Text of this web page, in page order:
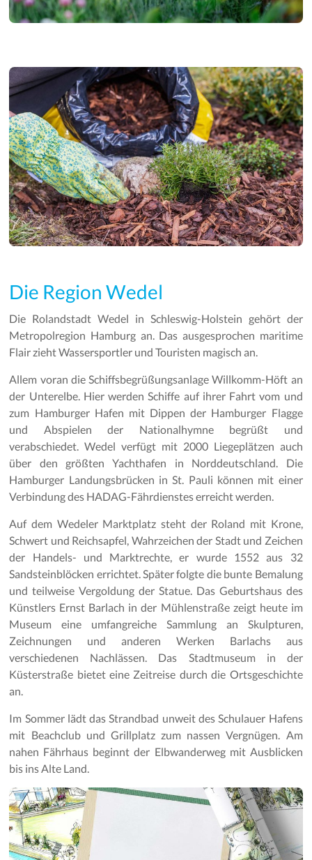
Die Region Wedel
Die Rolandstadt Wedel in Schleswig-Holstein gehört der
Metropolregion Hamburg an. Das ausgesprochen maritime
Flair zieht Wassersportler und Touristen magisch an.
Allem voran die Schiffsbegrüßungsanlage Willkomm-Höft an
der Unterelbe. Hier werden Schiffe auf ihrer Fahrt vom und
zum Hamburger Hafen mit Dippen der Hamburger Flagge
und Abspielen der Nationalhymne begrüßt und
verabschiedet. Wedel verfügt mit 2000 Liegeplätzen auch
über den größten Yachthafen in Norddeutschland. Die
Hamburger Landungsbrücken in St. Pauli können mit einer
Verbindung des HADAG-Fährdienstes erreicht werden.
Auf dem Wedeler Marktplatz steht der Roland mit Krone,
Schwert und Reichsapfel, Wahrzeichen der Stadt und Zeichen
der Handels- und Marktrechte, er wurde 1552 aus 32
Sandsteinblöcken errichtet. Später folgte die bunte Bemalung
und teilweise Vergoldung der Statue. Das Geburtshaus des
Künstlers Ernst Barlach in der Mühlenstraße zeigt heute im
Museum eine umfangreiche Sammlung an Skulpturen,
Zeichnungen und anderen Werken Barlachs aus
verschiedenen Nachlässen. Das Stadtmuseum in der
Küsterstraße bietet eine Zeitreise durch die Ortsgeschichte
an.
Im Sommer lädt das Strandbad unweit des Schulauer Hafens
mit Beachclub und Grillplatz zum nassen Vergnügen. Am
nahen Fährhaus beginnt der Elbwanderweg mit Ausblicken
bis ins Alte Land.